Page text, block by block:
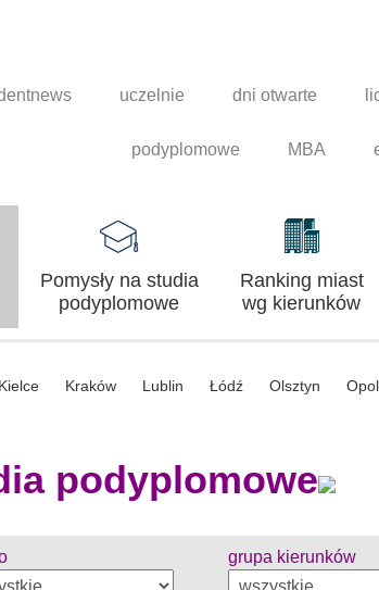
uczelnie dni otwarte
podyplomowe MBA
Pomysły na studia
podyplomowe
Ranking miast
wg kierunków
Kielce Kraków Lublin Łódź Olsztyn
podyplomowe
grupa kierunków